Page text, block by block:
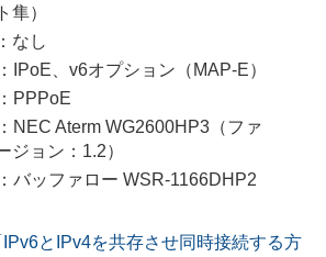
隼）
なし
IPoE、v6オプション（MAP-E）
PPPoE
NEC Aterm WG2600HP3（ファ
ジョン：1.2）
バッファロー WSR-1166DHP2
IPv6とIPv4を共存させ同時接続する方